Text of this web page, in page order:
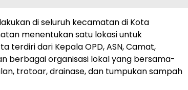
di seluruh kecamatan di Kota
menentukan satu lokasi untuk
terdiri dari Kepala OPD, ASN, Camat,
berbagai organisasi lokal yang bersama-
trotoar, drainase, dan tumpukan sampah